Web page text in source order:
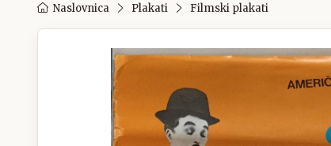
Naslovnica Plakati Filmski plakati